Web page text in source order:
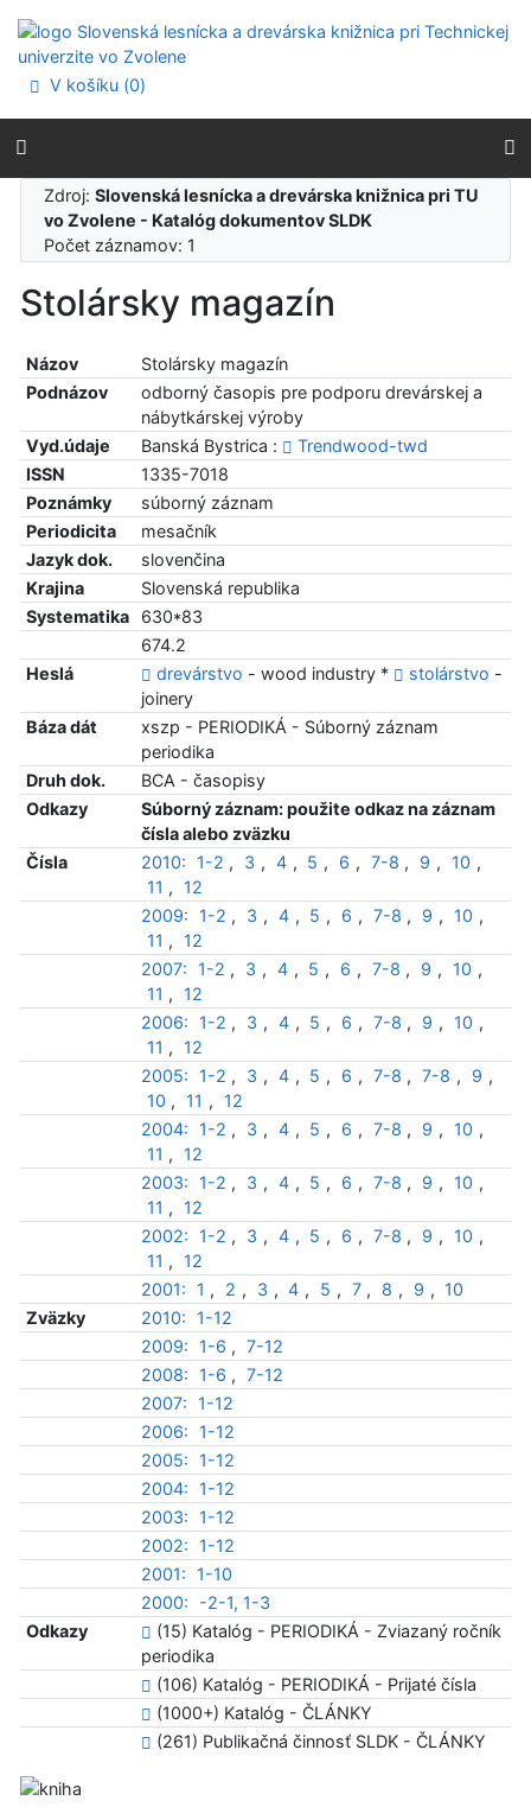
Prejsť na menu
Prehlásenie o webovej prístupnosti
V košíku (0)
Zdroj:Slovenská lesnícka a drevárska knižnica pri TU
vo Zvolene - Katalóg dokumentov SLDK
Počet záznamov: 1
Stolársky magazín
Názov
Stolársky magazín
Podnázov
odborný časopis pre podporu drevárskej a
nábytkárskej výroby
Vyd.údaje
Banská Bystrica :
Trendwood-twd
ISSN
1335-7018
Poznámky
súborný záznam
Periodicita
mesačník
Jazyk dok.
slovenčina
Krajina
Slovenská republika
Systematika
630*83
674.2
Heslá
drevárstvo - wood industry * stolárstvo -
joinery
Báza dát
xszp - PERIODIKÁ - Súborný záznam
periodika
Druh dok.
BCA - časopisy
Odkazy
Súborný záznam: použite odkaz na záznam
čísla alebo zväzku
Čísla
2010: 1-2 , 3 , 4 , 5 , 6 , 7-8 , 9 , 10 ,
11 ,
12
2009:
1-2 , 3 , 4 , 5 , 6 , 7-8 , 9 , 10 ,
11 ,
12
2007:
1-2 , 3 , 4 , 5 , 6 , 7-8 , 9 , 10 ,
11 ,
12
2006:
1-2 , 3 , 4 , 5 , 6 , 7-8 , 9 , 10 ,
11 ,
12
2005:
1-2 , 3 , 4 , 5 , 6 , 7-8 , 7-8 , 9 ,
10 , 11 ,
12
2004:
1-2 , 3 , 4 , 5 , 6 , 7-8 , 9 , 10 ,
11 ,
12
2003:
1-2 , 3 , 4 , 5 , 6 , 7-8 , 9 , 10 ,
11 ,
12
2002:
1-2 , 3 , 4 , 5 , 6 , 7-8 , 9 , 10 ,
11 ,
12
2001:
1 , 2 , 3 , 4 , 5 , 7 , 8 , 9 , 10
Zväzky
2010:
1-12
2009:
1-6 , 7-12
2008:
1-6 , 7-12
2007:
1-12
2006:
1-12
2005:
1-12
2004:
1-12
2003:
1-12
2002:
1-12
2001:
1-10
2000:
-2-1, 1-3
Odkazy
(15) Katalóg - PERIODIKÁ - Zviazaný ročník
periodika
(106) Katalóg - PERIODIKÁ - Prijaté čísla
(1000+) Katalóg - ČLÁNKY
(261) Publikačná činnosť SLDK - ČLÁNKY